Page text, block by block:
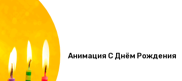
Анимация С Днём Рождения